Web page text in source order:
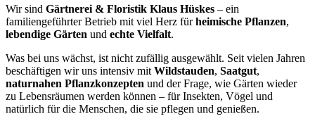
Wir sind Gärtnerei & Floristik Klaus Hüskes – ein
familiengeführter Betrieb mit viel Herz fürheimische Pflanzen,
lebendige Gärten und echte Vielfalt.
Was bei uns wächst, ist nicht zufällig ausgewählt. Seit vielen Jahren
beschäftigen wir uns intensiv mit Wildstauden, Saatgut,
naturnahen Pflanzkonzepten und der Frage, wie Gärten wieder
zu Lebensräumen werden können – für Insekten, Vögel und
natürlich für die Menschen, die sie pflegen und genießen.